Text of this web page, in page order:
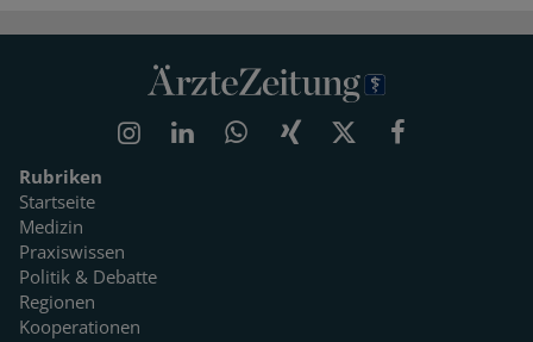
Rubriken
Startseite
Medizin
Praxiswissen
Politik & Debatte
Regionen
Kooperationen